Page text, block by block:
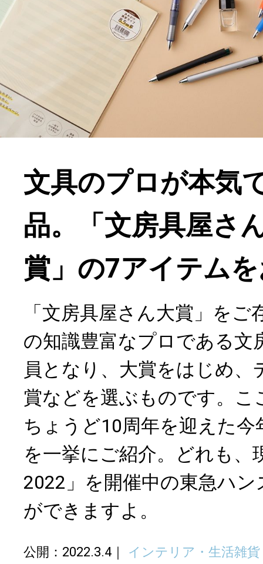
文具のプロが本気
品。「文房具屋さ
賞」の7アイテム
「文房具屋さん大賞」を
の知識豊富なプロである文
員となり、大賞をはじめ、
賞などを選ぶものです。こ
ちょうど10周年を迎えた
を一挙にご紹介。どれも、
2022」を開催中の東急ハ
ができますよ。
公開：2022.3.4 インテリア・生活雑貨